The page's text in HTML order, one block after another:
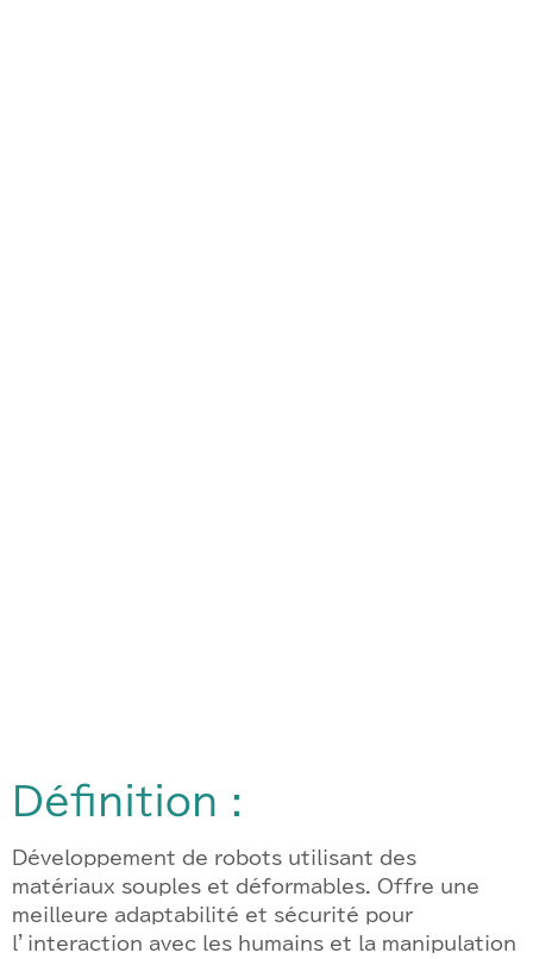
Définition :
Développement de robots utilisant des
matériaux souples et déformables. Offre une
meilleure adaptabilité et sécurité pour
l’interaction avec les humains et la manipulation